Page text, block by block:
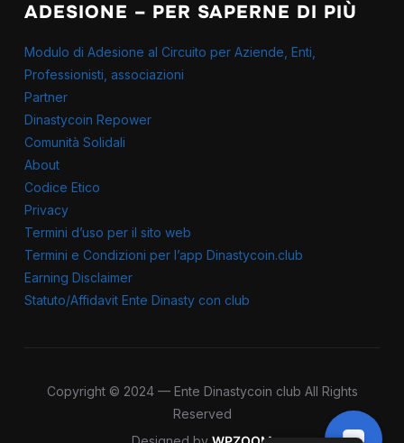
ADESIONE – PER SAPERNE DI PIÙ
Modulo di Adesione al Circuito per Aziende, Enti,
Professionisti, associazioni
Partner
Dinastycoin Repower
Comunità Solidali
About
Codice Etico
Privacy
Termini d’uso per il sito web
Termini e Condizioni per l’app Dinastycoin.club
Earning Disclaimer
Statuto/Affidavit Ente Dinasty con club
Copyright © 2024 — Ente Dinastycoin club All Rights
Reserved